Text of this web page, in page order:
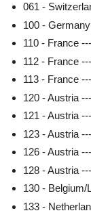
061 -
100 -
110 - France
112 - France
113 - France
120 - Austria
121 - Austria
123 - Austria
126 - Austria
128 - Austria
130 -
133 -